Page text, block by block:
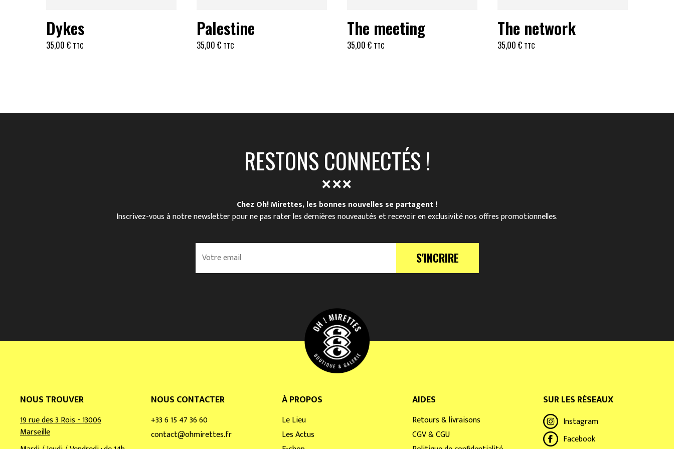
Dykes
35,00 € TTC
Palestine
35,00 € TTC
The meeting
35,00 € TTC
The network
35,00 € TTC
RESTONS CONNECTÉS !
Chez Oh! Mirettes, les bonnes nouvelles se partagent !
Inscrivez-vous à notre newsletter pour ne pas rater les dernières nouveautés et recevoir en exclusivité nos offres promotionnelles.
V
r
l
S'INCRIRE
NOUS TROUVER
19 rue des 3 Rois - 13006
Marseille
NOUS CONTACTER
+33 6 15 47 36 60
contact@ohmirettes.fr
À PROPOS
Le Lieu
Les Actus
AIDES
Retours & livraisons
CGV & CGU
SUR LES RÉSEAUX
Instagram
Facebook